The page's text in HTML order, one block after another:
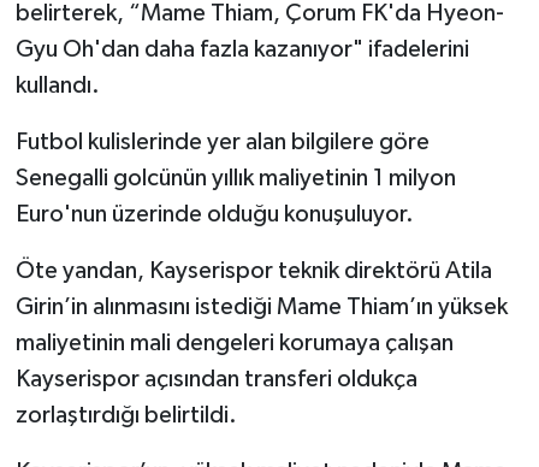
belirterek, “Mame Thiam, Çorum FK'da Hyeon-
Gyu Oh'dan daha fazla kazanıyor" ifadelerini
kullandı.
Futbol kulislerinde yer alan bilgilere göre
Senegalli golcünün yıllık maliyetinin 1 milyon
Euro'nun üzerinde olduğu konuşuluyor.
Öte yandan, Kayserispor teknik direktörü Atila
Girin’in alınmasını istediği Mame Thiam’ın yüksek
maliyetinin mali dengeleri korumaya çalışan
Kayserispor açısından transferi oldukça
zorlaştırdığı belirtildi.